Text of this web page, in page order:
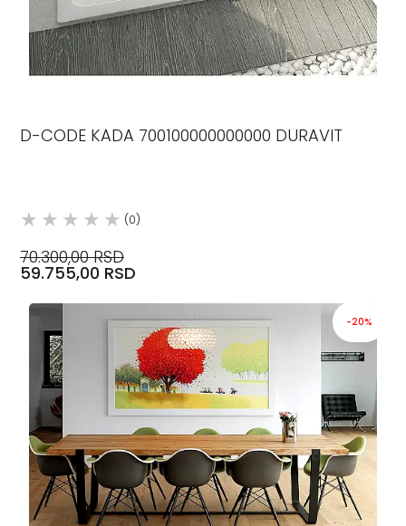
D-CODE KADA 700100000000000 DURAVIT
(0)
70.300,00 RSD
59.755,00 RSD
-20%